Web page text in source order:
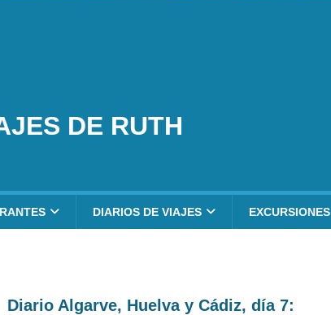
DE RUTH
DIARIOS DE VIAJES EXCURSIONES
Diario Algarve, Huelva y Cádiz, día 7: